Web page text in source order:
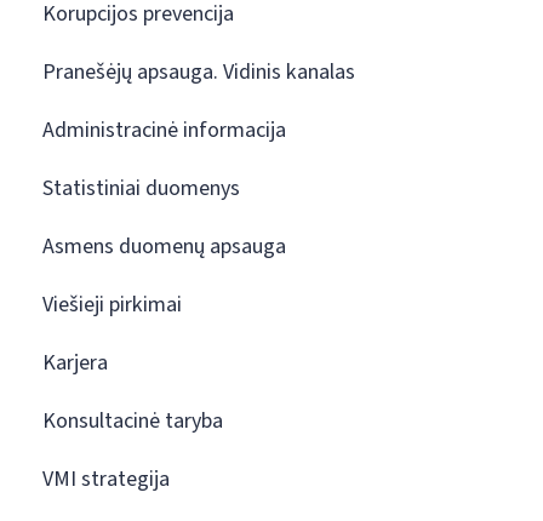
Korupcijos prevencija
Pranešėjų apsauga. Vidinis kanalas
Administracinė informacija
Statistiniai duomenys
Asmens duomenų apsauga
Viešieji pirkimai
Karjera
Konsultacinė taryba
VMI strategija